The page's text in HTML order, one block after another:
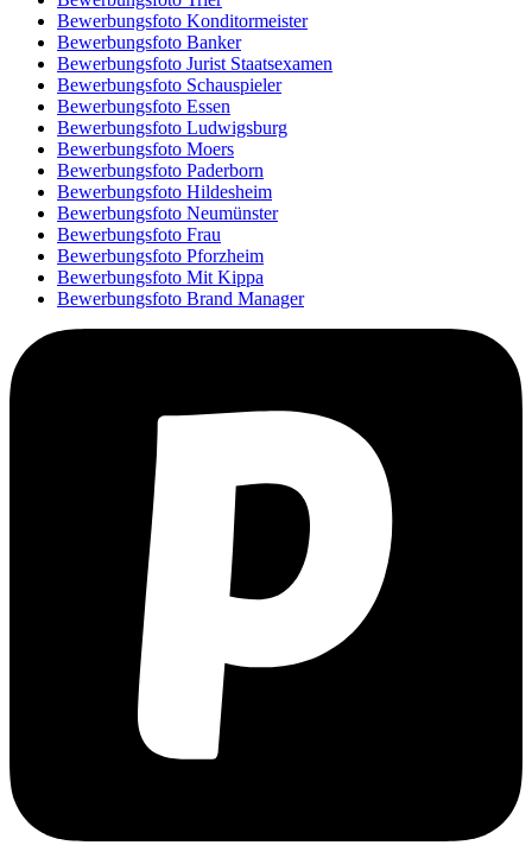
Bewerbungsfoto Konditormeister
Bewerbungsfoto Banker
Bewerbungsfoto Jurist Staatsexamen
Bewerbungsfoto Schauspieler
Bewerbungsfoto Essen
Bewerbungsfoto Ludwigsburg
Bewerbungsfoto Moers
Bewerbungsfoto Paderborn
Bewerbungsfoto Hildesheim
Bewerbungsfoto Neumünster
Bewerbungsfoto Frau
Bewerbungsfoto Pforzheim
Bewerbungsfoto Mit Kippa
Bewerbungsfoto Brand Manager